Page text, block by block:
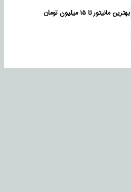
بهترین مانیتور تا ۱۵ میلیون تومان